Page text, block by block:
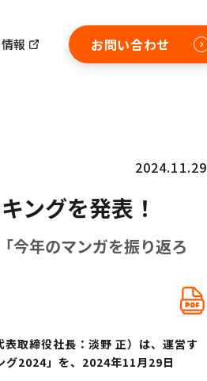
報 お問い合わせ
2024.11.29
ングを発表！
今年のマンガを振り返ろ
取締役社長：淡野 正）は、運営す
グ2024」を、2024年11月29日